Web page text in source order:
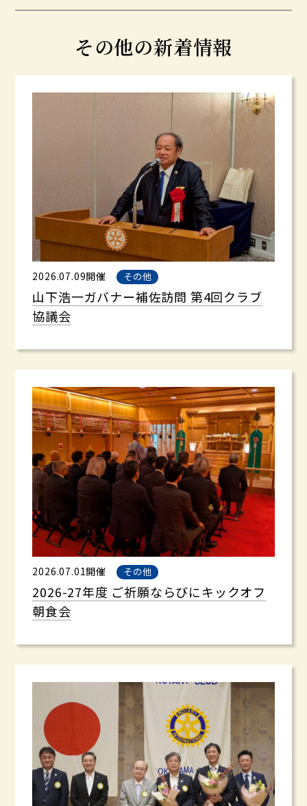
その他の新着情報
2026.07.09開催 その他
山下浩一ガバナー補佐訪問 第4回クラブ
協議会
2026.07.01開催 その他
2026-27年度 ご祈願ならびにキックオフ
朝食会